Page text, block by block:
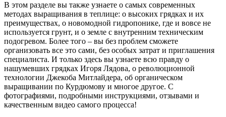
В этом разделе вы также узнаете о самых современных
методах выращивания в теплице: о высоких грядках и их
преимуществах, о новомодной гидропонике, где и вовсе не
используется грунт, и о земле с внутренним техническим
подогревом. Более того – вы без проблем сможете
организовать все это сами, без особых затрат и приглашения
специалиста. И только здесь вы узнаете всю правду о
нашумевших грядках Игоря Лядова, о революционной
технологии Джекоба Митлайдера, об органическом
выращивании по Курдюмову и многое другое. С
фотографиями, подробными инструкциями, отзывами и
качественным видео самого процесса!